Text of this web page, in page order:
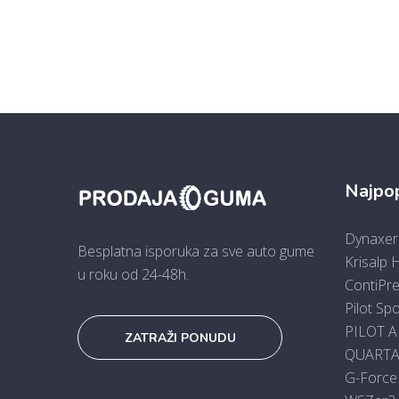
Besplatna isporuka za sve auto gume
u roku od 24-48h.
ZATRAŽI PONUDU
Krisalp
Pilot
PILOT
G-